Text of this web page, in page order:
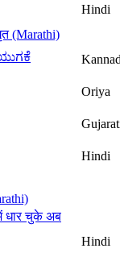
Hindi
(Marathi)
Oriya
Hindi
धार चुके अब
Hindi